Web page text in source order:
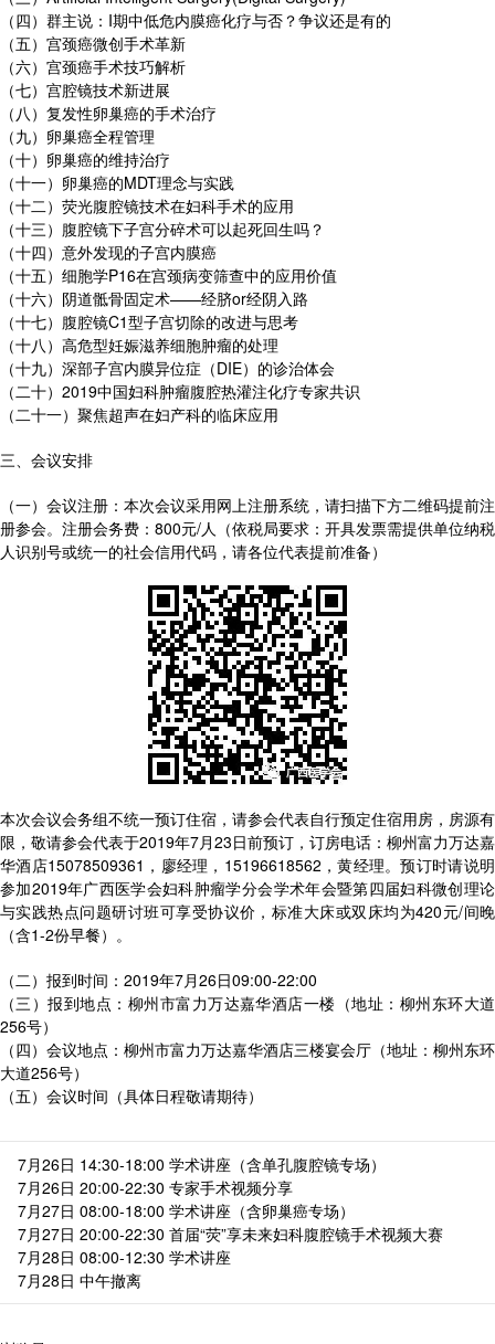
（四）群主说：I期中低危内膜癌化疗与否？争议还是有的
（五）宫颈癌微创手术革新
（六）宫颈癌手术技巧解析
（七）宫腔镜技术新进展
（八）复发性卵巢癌的手术治疗
（九）卵巢癌全程管理
（十）卵巢癌的维持治疗
（十一）卵巢癌的MDT理念与实践
（十二）荧光腹腔镜技术在妇科手术的应用
（十三）腹腔镜下子宫分碎术可以起死回生吗？
（十四）意外发现的子宫内膜癌
（十五）细胞学P16在宫颈病变筛查中的应用价值
（十六）阴道骶骨固定术——经脐or经阴入路
（十七）腹腔镜C1型子宫切除的改进与思考
（十八）高危型妊娠滋养细胞肿瘤的处理
（十九）深部子宫内膜异位症（DIE）的诊治体会
（二十）2019中国妇科肿瘤腹腔热灌注化疗专家共识
（二十一）聚焦超声在妇产科的临床应用
三、会议安排
（一）会议注册：本次会议采用网上注册系统，请扫描下方二维码提前注
册参会。注册会务费：800元/人（依税局要求：开具发票需提供单位纳税
人识别号或统一的社会信用代码，请各位代表提前准备）
本次会议会务组不统一预订住宿，请参会代表自行预定住宿用房，房源有
限，敬请参会代表于2019年7月23日前预订，订房电话：柳州富力万达嘉
华酒店15078509361，廖经理，15196618562，黄经理。预订时请说明
参加2019年广西医学会妇科肿瘤学分会学术年会暨第四届妇科微创理论
与实践热点问题研讨班可享受协议价，标准大床或双床均为420元/间晚
（含1-2份早餐）。
（二）报到时间：2019年7月26日09:00-22:00
（三）报到地点：柳州市富力万达嘉华酒店一楼（地址：柳州东环大道
256号）
（四）会议地点：柳州市富力万达嘉华酒店三楼宴会厅（地址：柳州东环
大道256号）
（五）会议时间（具体日程敬请期待）
7月26日 14:30-18:00 学术讲座（含单孔腹腔镜专场）
7月26日 20:00-22:30 专家手术视频分享
7月27日 08:00-18:00 学术讲座（含卵巢癌专场）
7月27日 20:00-22:30 首届“荧”享未来妇科腹腔镜手术视频大赛
7月28日 08:00-12:30 学术讲座
7月28日 中午撤离